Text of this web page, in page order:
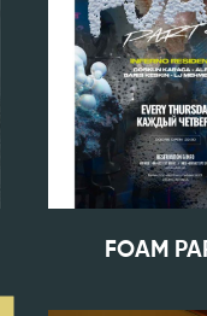
FOAM
Önceki